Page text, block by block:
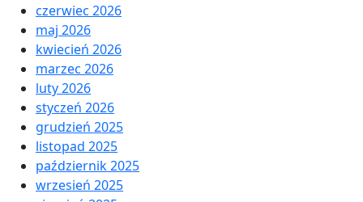
czerwiec 2026
maj 2026
kwiecień 2026
marzec 2026
luty 2026
styczeń 2026
grudzień 2025
listopad 2025
październik 2025
wrzesień 2025